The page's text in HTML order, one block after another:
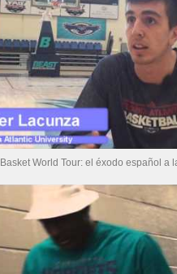
Basket World Tour: el éxodo español a